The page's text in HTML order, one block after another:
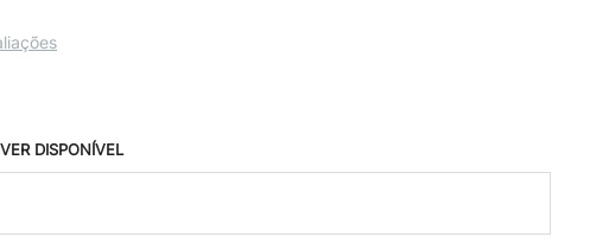
DISPONÍVEL